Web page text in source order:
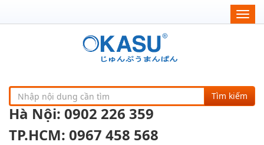
Tìm kiếm
Hà Nội: 0902 226 359
TP.HCM: 0967 458 568